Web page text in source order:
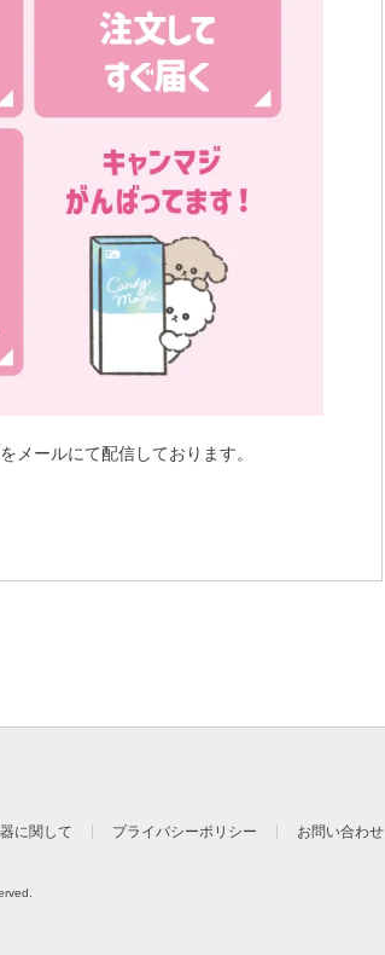
ングのため
アカウント情報、購入商品情報その他のお客様に
への接続に関する情報、位置情報、リファラー
求められた場合、お客様ご本人からのご請求であ
メールにて配信しております。
に関して プライバシーポリシー お問い合わせ